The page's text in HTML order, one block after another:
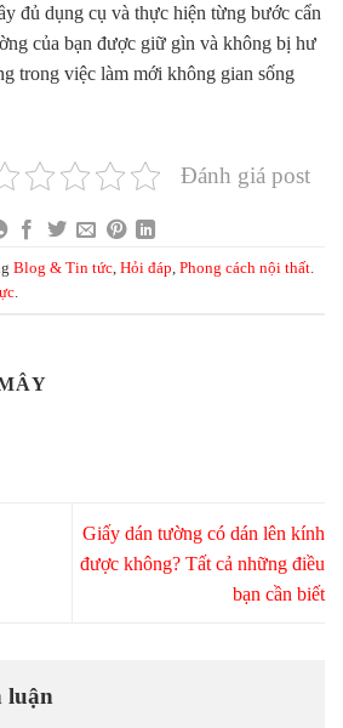
đủ dụng cụ và thực hiện từng bước cẩn
của bạn được giữ gìn và không bị hư
trong việc làm mới không gian sống
Đánh giá post
Blog & Tin tức Hỏi đáp Phong cách nội thất
Giấy dán tường có dán lên kính
được không? Tất cả những điều
bạn cần biết
luận